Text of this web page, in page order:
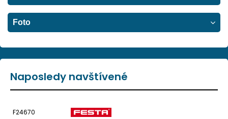
Foto
Naposledy navštívené
F24670